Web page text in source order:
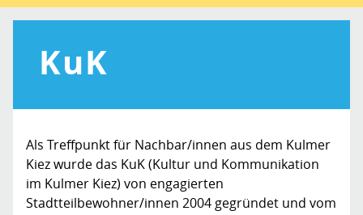
KuK
Als Treffpunkt für Nachbar/innen aus dem Kulmer
Kiez wurde das KuK (Kultur und Kommunikation
im Kulmer Kiez) von engagierten
Stadtteilbewohner/innen 2004 gegründet und vom